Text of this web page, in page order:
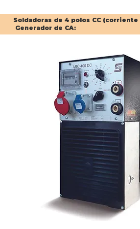
Soldadoras de 4 polos CC (corriente
Generador de CA: